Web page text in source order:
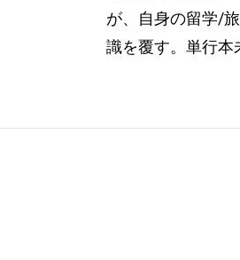
が、自身の留学/
識を覆す。単行本